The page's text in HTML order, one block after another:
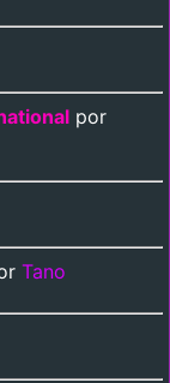
por
Tano